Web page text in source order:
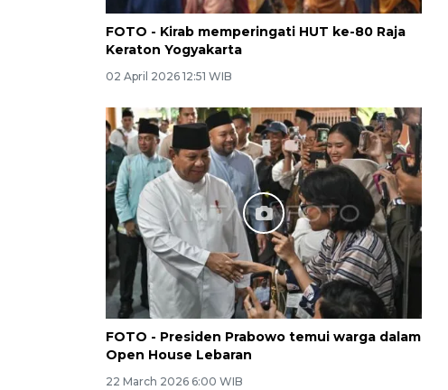
FOTO - Kirab memperingati HUT ke-80 Raja
Keraton Yogyakarta
02 April 2026 12:51 WIB
FOTO - Presiden Prabowo temui warga dalam
Open House Lebaran
22 March 2026 6:00 WIB